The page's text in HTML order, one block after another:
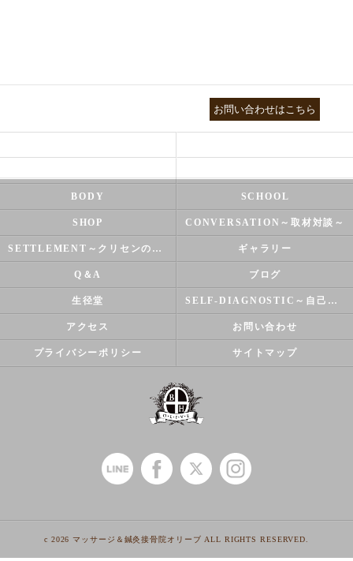
お問い合わせはこちら
BODY SCHOOL
SHOP CONVERSATION～取材対談～
SETTLEMENT～クリセンのズバリ解決シリーズ～ ギャラリー
Q＆A ブログ
生径堂 SELF-DIAGNOSTIC～自己診断～
アクセス お問い合わせ
プライバシーポリシー サイトマップ
c 2026 マッサージ＆鍼灸接骨院オリーブ ALL RIGHTS RESERVED.